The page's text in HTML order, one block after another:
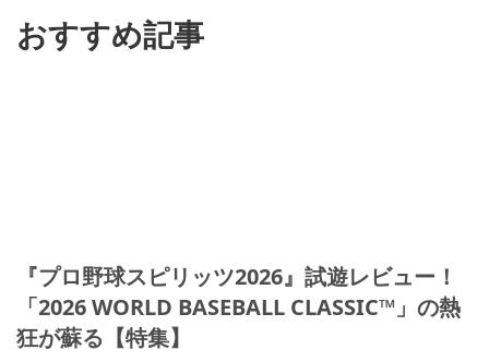
おすすめ記事
『プロ野球スピリッツ2026』試遊レビュー！
「2026 WORLD BASEBALL CLASSIC™」の熱
狂が蘇る【特集】